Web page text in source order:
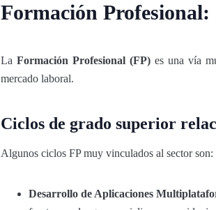
Formación
LaFormación Profesional (FP) es una vía
mercado laboral.
Ciclos de grado superior
Algunos ciclos FP muy vinculados al sector son:
Desarrollo de Aplicaciones